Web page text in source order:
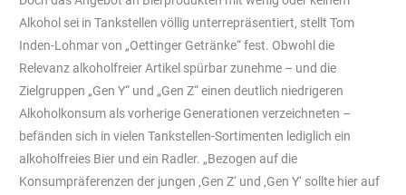
Alkohol sei in Tankstellen völlig unterrepräsentiert, stellt Tom
Inden-Lohmar von „Oettinger Getränke“ fest. Obwohl die
Relevanz alkoholfreier Artikel spürbar zunehme – und die
Zielgruppen „Gen Y“ und „Gen Z“ einen deutlich niedrigeren
Alkoholkonsum als vorherige Generationen verzeichneten –
befänden sich in vielen Tankstellen-Sortimenten lediglich ein
alkoholfreies Bier und ein Radler. „Bezogen auf die
Konsumpräferenzen der jungen ‚Gen Z‘ und ‚Gen Y‘ sollte hier auf